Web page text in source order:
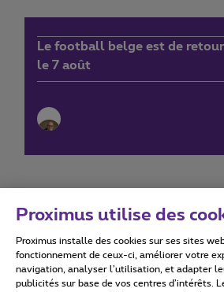
Le football belge est de
le 7 août
Conditions d'utilisation
Proximus utilise des
Proximus installe des cookies sur ses sites
fonctionnement de ceux-ci, améliorer votre
navigation, analyser l’utilisation, et adapter
publicités sur base de vos centres d’intérêts.